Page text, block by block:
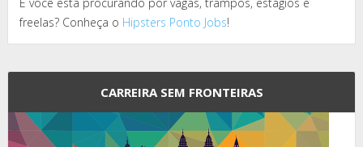
freelas? Conheça o Hipsters Ponto Jobs!
CARREIRA SEM FRONTEIRAS